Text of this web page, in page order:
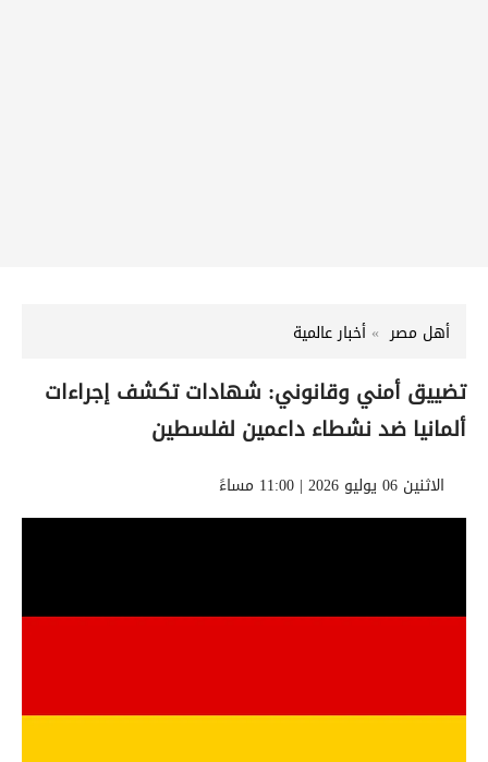
أهل مصر أخبار عالمية
تضييق أمني وقانوني: شهادات تكشف إجراءات
ألمانيا ضد نشطاء داعمين لفلسطين
الاثنين 06 يوليو 2026 | 11:00 مساءً